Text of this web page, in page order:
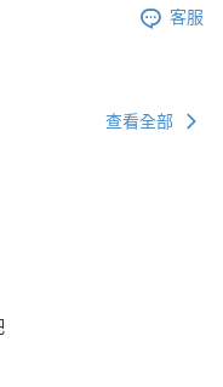
客服
查看全部